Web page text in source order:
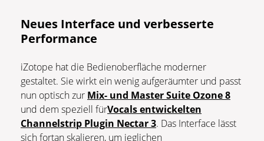
Neues Interface und verbesserte
Performance
iZotope hat die Bedienoberfläche moderner
gestaltet. Sie wirkt ein wenig aufgeräumter und passt
nun optisch zur Mix- und Master Suite Ozone 8
und dem speziell fürVocals entwickelten
Channelstrip Plugin Nectar 3. Das Interface lässt
sich fortan skalieren, um jeglichen